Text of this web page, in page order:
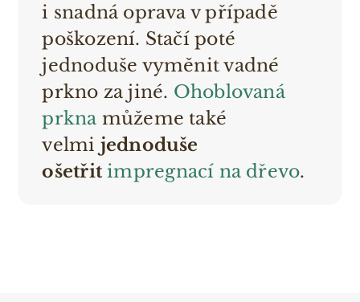
i snadná oprava v případě
poškození. Stačí poté
jednoduše vyměnit vadné
prkno za jiné. Ohoblovaná
prkna můžeme také
velmi jednoduše
ošetřit impregnací na dřevo.